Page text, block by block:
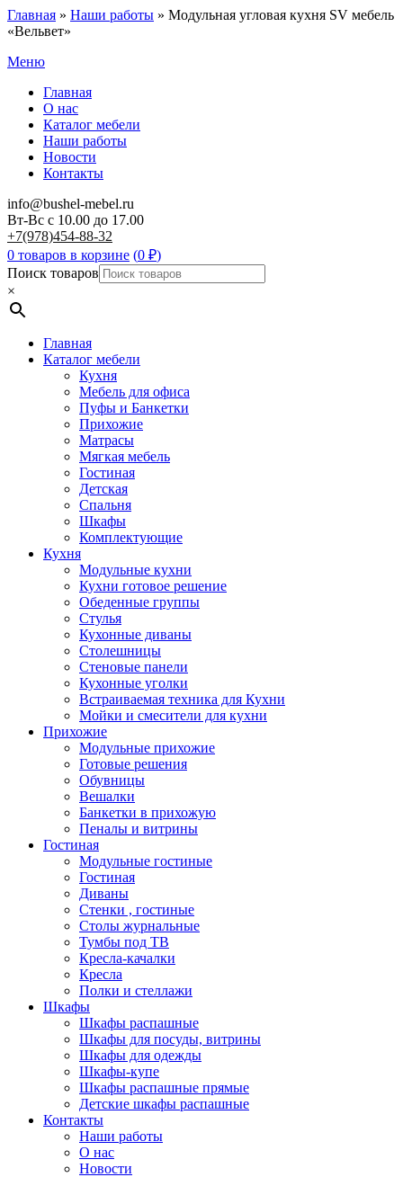
Главная » Наши работы » Модульная угловая кухня SV мебель
«Вельвет»
Меню
Главная
О нас
Каталог мебели
Наши работы
Новости
Контакты
info@bushel-mebel.ru
Вт-Вс c 10.00 до 17.00
+7(978)454-88-32
0 товаров в корзине (0 ₽)
Поиск товаров
×
Главная
Каталог мебели
Кухня
Мебель для офиса
Пуфы и Банкетки
Прихожие
Матрасы
Мягкая мебель
Гостиная
Детская
Спальня
Шкафы
Комплектующие
Кухня
Модульные кухни
Кухни готовое решение
Обеденные группы
Стулья
Кухонные диваны
Столешницы
Стеновые панели
Кухонные уголки
Встраиваемая техника для Кухни
Мойки и смесители для кухни
Прихожие
Модульные прихожие
Готовые решения
Обувницы
Вешалки
Банкетки в прихожую
Пеналы и витрины
Гостиная
Модульные гостиные
Гостиная
Диваны
Стенки , гостиные
Столы журнальные
Тумбы под ТВ
Кресла-качалки
Кресла
Полки и стеллажи
Шкафы
Шкафы распашные
Шкафы для посуды, витрины
Шкафы для одежды
Шкафы-купе
Шкафы распашные прямые
Детские шкафы распашные
Контакты
Наши работы
О нас
Новости